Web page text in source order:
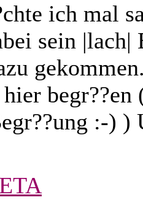
ich mal
sein |lach|
begr??en
:-) )